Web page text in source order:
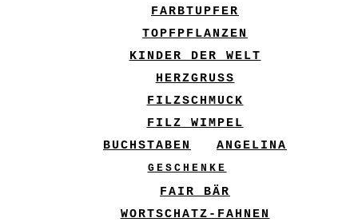
FARBTUPFER
TOPFPFLANZEN
KINDER DER WELT
HERZGRUSS
FILZSCHMUCK
FILZ WIMPEL
BUCHSTABEN
ANGELINA
GESCHENKE
FAIR BÄR
WORTSCHATZ-FAHNEN